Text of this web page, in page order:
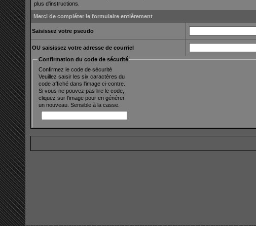
plus d'instructions.
Merci de compléter le formulaire entièrement
Saisissez votre pseudo
OU saisissez votre adresse de courriel
Confirmation du code de sécurité
Confirmez le code de sécurité
Veuillez saisir les six caractères du
code affiché dans l'image ci-contre.
Si vous ne pouvez pas lire le code,
cliquez sur l'image pour en générer
un nouveau. Sensible à la casse.